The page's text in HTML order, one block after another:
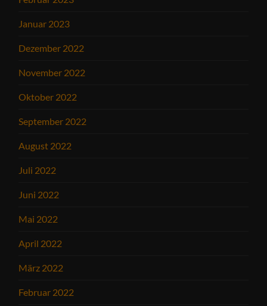
Januar 2023
Dezember 2022
November 2022
Oktober 2022
September 2022
August 2022
Juli 2022
Juni 2022
Mai 2022
April 2022
März 2022
Februar 2022